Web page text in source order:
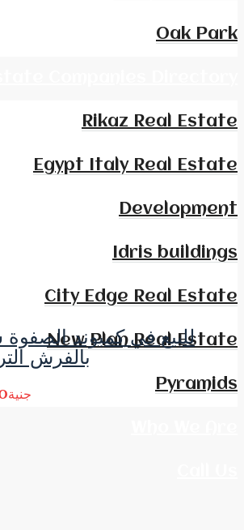
Oak Park
Rikaz Real Estate
Egypt Italy Real Estate
Development
Idris buildings
City Edge Real Estate
New Plan Real Estate
Pyramids
للبيع في كمبوند الصفوة
بالفرش
جنية12,800,000